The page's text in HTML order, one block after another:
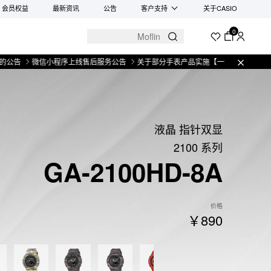
会员权益 最新资讯 公告 客户支持 关于CASIO
0
微信小程序上线售后服务公告 关于部分手表产品实施【一物一码】管理的公告
液晶 指针双显
2100 系列
GA-2100HD-8A
价格
￥890